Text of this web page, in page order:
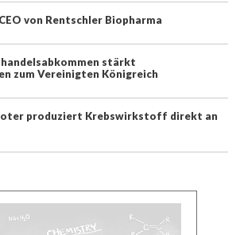
von Rentschler Biopharma
stärkt
zum Vereinigten Königreich
produziert Krebswirkstoff direkt an